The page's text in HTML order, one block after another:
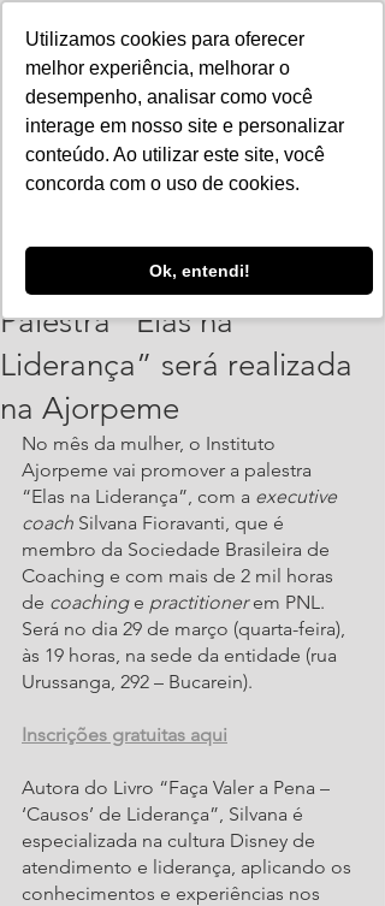
Utilizamos cookies para oferecer
melhor experiência, melhorar o
desempenho, analisar como você
interage em nosso site e personalizar
conteúdo. Ao utilizar este site, você
concorda com o uso de cookies.
Ok, entendi!
Palestra “Elas na
Liderança” será realizada
na Ajorpeme
No mês da mulher, o Instituto
Ajorpeme vai promover a palestra
“Elas na Liderança”, com a executive
coach Silvana Fioravanti, que é
membro da Sociedade Brasileira de
Coaching e com mais de 2 mil horas
de coaching e practitioner em PNL.
Será no dia 29 de março (quarta-feira),
às 19 horas, na sede da entidade (rua
Urussanga, 292 – Bucarein).
Inscrições gratuitas aqui
Autora do Livro “Faça Valer a Pena –
‘Causos’ de Liderança”, Silvana é
especializada na cultura Disney de
atendimento e liderança, aplicando os
conhecimentos e experiências nos